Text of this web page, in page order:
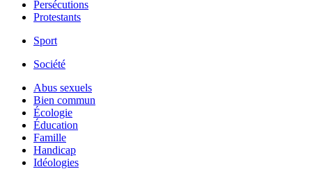
Persécutions
Protestants
Sport
Société
Abus sexuels
Bien commun
Écologie
Éducation
Famille
Handicap
Idéologies